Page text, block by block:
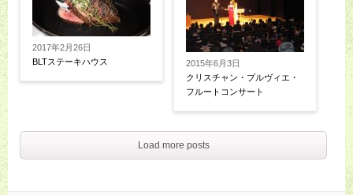
2017年2月26日
BLTステーキハウス
2015年6月3日
クリスチャン・プルヴィエ・
フルートコンサート
Load more posts